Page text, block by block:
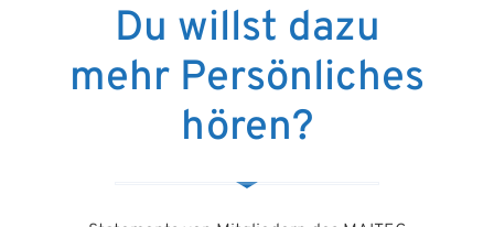
Du willst dazu
mehr Persönliches
hören?